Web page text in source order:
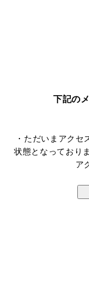
下記の
・ただいまアク
状態となっており
ア